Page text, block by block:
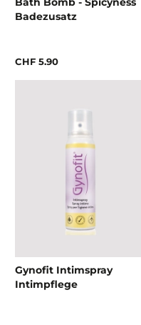
Badezusatz
CHF 5.90
Gynofit Intimspray
Intimpflege